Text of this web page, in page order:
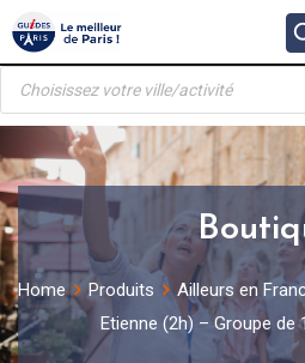
Skip
to
content
Recherche
produits
Home Produits Ailleurs en
Etienne (2h) – Groupe de